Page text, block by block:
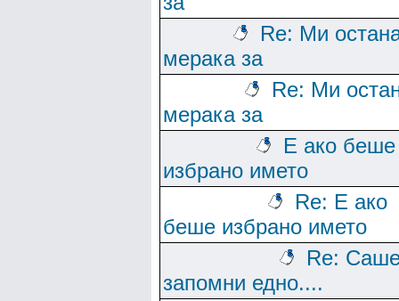
Re: Ми
мерака за
Re: Ми
мерака за
Е ако беше
избрано името
Re: Е ако
беше избрано името
Re:
запомни едно....